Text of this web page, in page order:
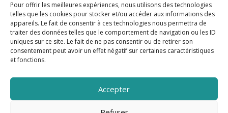
Pour offrir les meilleures expériences, nous utilisons des technologies
telles que les cookies pour stocker et/ou accéder aux informations des
appareils. Le fait de consentir à ces technologies nous permettra de
traiter des données telles que le comportement de navigation ou les ID
uniques sur ce site. Le fait de ne pas consentir ou de retirer son
consentement peut avoir un effet négatif sur certaines caractéristiques
et fonctions.
Accepter
FAIRE UN DON